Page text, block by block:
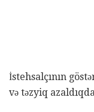
İstehsalçının
və təzyiq